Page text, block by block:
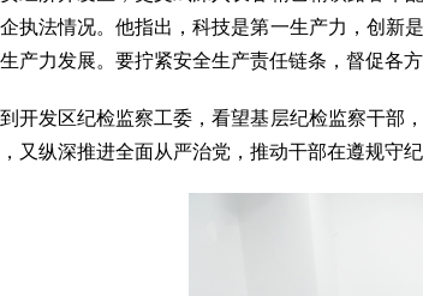
执法情况。他指出，科技是第一生产力，创新
产力发展。要拧紧安全生产责任链条，督促各
发区纪检监察工委，看望基层纪检监察干部，
又纵深推进全面从严治党，推动干部在遵规守